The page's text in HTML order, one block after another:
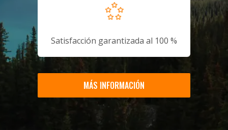
Satisfacción garantizada al 100 %
MÁS INFORMACIÓN